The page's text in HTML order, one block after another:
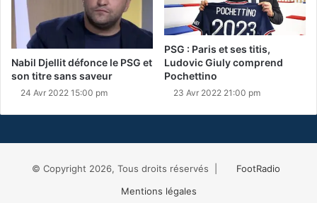
Nabil Djellit défonce le PSG et
son titre sans saveur
24 Avr 2022 15:00 pm
PSG : Paris et ses titis,
Ludovic Giuly comprend
Pochettino
23 Avr 2022 21:00 pm
© Copyright 2026, Tous droits réservés |
FootRadio
Mentions légales